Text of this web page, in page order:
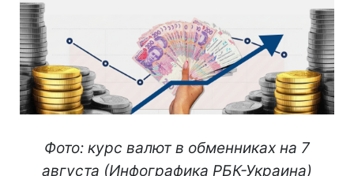
Фото: курс валют в обменниках на 7
августа (Инфографика РБК-Украина)